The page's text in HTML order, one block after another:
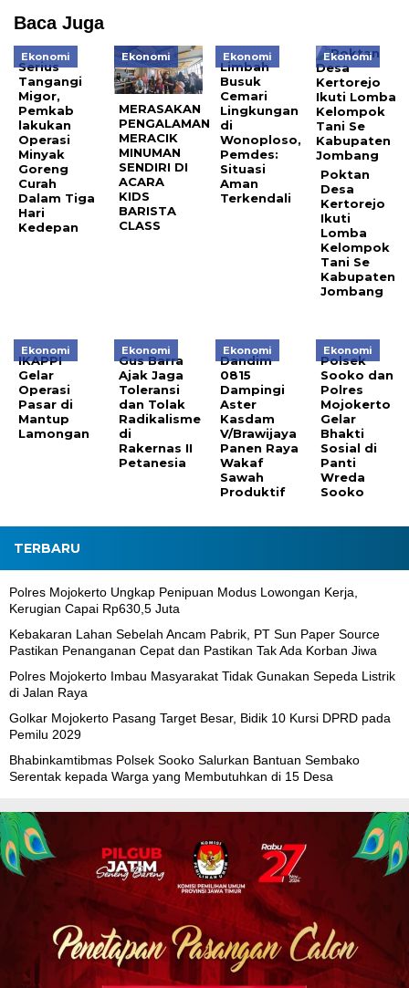
Baca Juga
Ekonomi
Serius
Tangangi
Migor,
Pemkab
lakukan
Operasi
Minyak
Goreng
Curah
Dalam Tiga
Hari
Kedepan
Ekonomi
MERASAKAN
PENGALAMAN
MERACIK
MINUMAN
SENDIRI DI
ACARA
KIDS
BARISTA
CLASS
Ekonomi
Limbah
Busuk
Cemari
Lingkungan
di
Wonoploso,
Pemdes:
Situasi
Aman
Terkendali
Ekonomi
Poktan
Desa
Kertorejo
Ikuti
Lomba
Kelompok
Tani Se
Kabupaten
Jombang
Ekonomi
IKAPPI
Gelar
Operasi
Pasar di
Mantup
Lamongan
Ekonomi
Gus Barra
Ajak Jaga
Toleransi
dan Tolak
Radikalisme
di
Rakernas II
Petanesia
Ekonomi
Dandim
0815
Dampingi
Aster
Kasdam
V/Brawijaya
Panen Raya
Wakaf
Sawah
Produktif
Ekonomi
Polsek
Sooko dan
Polres
Mojokerto
Gelar
Bhakti
Sosial di
Panti
Wreda
Sooko
TERBARU
Polres Mojokerto Ungkap Penipuan Modus Lowongan Kerja,
Kerugian Capai Rp630,5 Juta
Kebakaran Lahan Sebelah Ancam Pabrik, PT Sun Paper Source
Pastikan Penanganan Cepat dan Pastikan Tak Ada Korban Jiwa
Polres Mojokerto Imbau Masyarakat Tidak Gunakan Sepeda Listrik
di Jalan Raya
Golkar Mojokerto Pasang Target Besar, Bidik 10 Kursi DPRD pada
Pemilu 2029
Bhabinkamtibmas Polsek Sooko Salurkan Bantuan Sembako
Serentak kepada Warga yang Membutuhkan di 15 Desa